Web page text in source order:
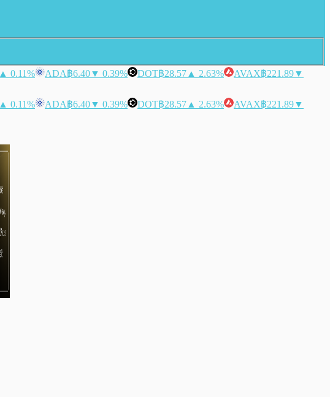
▲ 0.11% ADA฿6.40▼ 0.39% DOT฿28.57 ▲ 2.63% AVAX฿221.89▼
▲ 0.11% ADA฿6.40▼ 0.39% DOT฿28.57 ▲ 2.63% AVAX฿221.89▼